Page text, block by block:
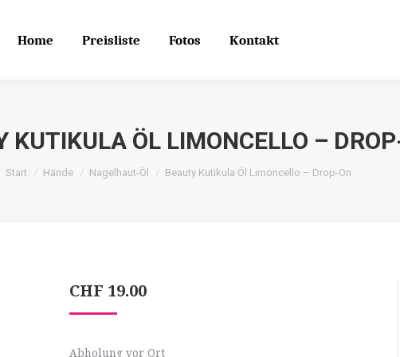
Home Preisliste Fotos Kontakt
KUTIKULA ÖL LIMONCELLO –
Start Hände Nagelhaut-Öl Beauty Kutikula Öl Limoncello – Drop-On
CHF 19.00
Abholung vor Ort